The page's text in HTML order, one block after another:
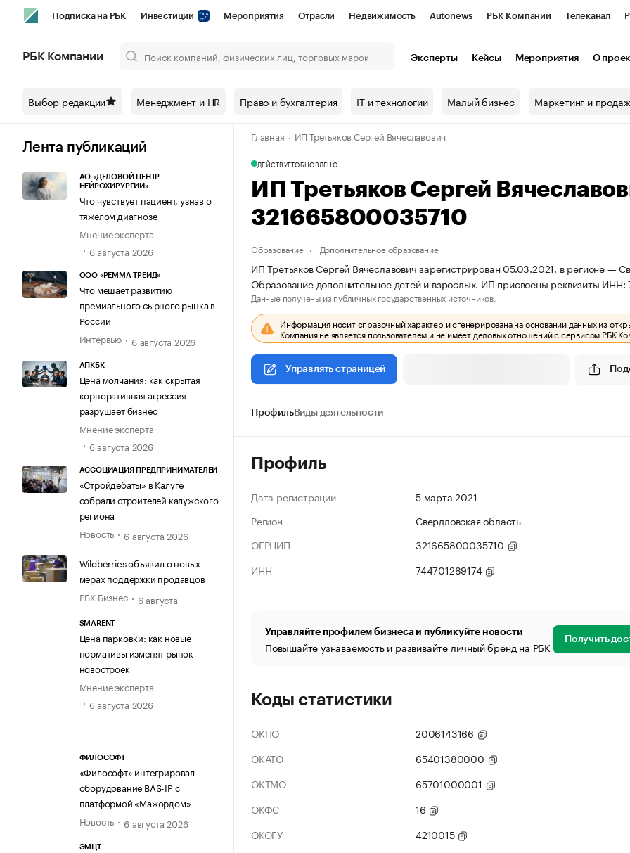
Подписка на РБК Инвестиции Мероприятия Отрасли Недвижимость Autonews РБК Компании Телеканал
Спецпроекты СПб Конференции СПб Спецпроекты Проверка контрагентов
Технологии и медиа Рынок наличной валюты
РБК Компании Эксперты Кейсы Мероприятия О
Выбор редакции Менеджмент и HR Право и бухгалтерия IT и технологии Малый бизнес Маркетинг и
Лента публикаций
АО «ДЕЛОВОЙ ЦЕНТР
НЕЙРОХИРУРГИИ»
Что чувствует пациент, узнав о
тяжелом диагнозе
Мнение эксперта
6 августа 2026
ООО «РЕММА ТРЕЙД»
Что мешает развитию
премиального сырного рынка в
России
Интервью
6 августа 2026
АПКБК
Цена молчания: как скрытая
корпоративная агрессия
разрушает бизнес
Мнение эксперта
6 августа 2026
АССОЦИАЦИЯ ПРЕДПРИНИМАТЕЛЕЙ
«Стройдебаты» в Калуге
собрали строителей калужского
региона
Новость
6 августа 2026
Wildberries объявил о новых
мерах поддержки продавцов
РБК Бизнес
6 августа
SMARENT
Цена парковки: как новые
нормативы изменят рынок
новостроек
Мнение эксперта
6 августа 2026
ФИЛОСОФТ
«Философт» интегрировал
оборудование BAS-IP с
платформой «Мажордом»
Новость
6 августа 2026
ЭМЦТ
Главная ИП Третьяков Сергей Вячеславович
ДЕЙСТВУЕТОБНОВЛЕНО
ИП Третьяков Сергей
321665800035710
Образование Дополнительное образование
ИП Третьяков Сергей Вячеславович зарегистрирован 05.03.2021, в регионе —
Образование дополнительное детей и взрослых. ИП присвоены реквизиты
Данные получены из публичных государственных источников.
Информация носит справочный характер и сгенерирована на основании данных из
Компания не является пользователем и не имеет деловых отношений с сервисом РБК
Управлять страницей
ПрофильВиды деятельности
Профиль
Дата регистрации
5 марта 2021
Регион
Свердловская область
ОГРНИП
321665800035710
ИНН
744701289174
Управляйте профилем бизнеса и публикуйте новости
Повышайте узнаваемость и развивайте личный бренд на РБК Получить
Коды статистики
ОКПО
2006143166
ОКАТО
65401380000
ОКТМО
65701000001
ОКФС
16
ОКОГУ
4210015